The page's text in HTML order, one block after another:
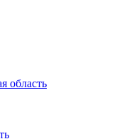
область